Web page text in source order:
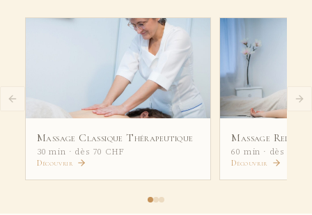
Massage Classique Thérapeutique
30 min · dès 70 CHF
Découvrir
Massage
60 min · dès 130
Découvrir